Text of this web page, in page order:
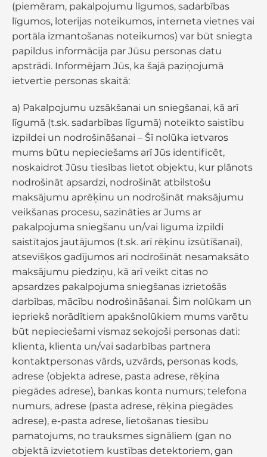
(piemēram, pakalpojumu līgumos, sadarbības
līgumos, loterijas noteikumos, interneta vietnes vai
portāla izmantošanas noteikumos) var būt sniegta
papildus informācija par Jūsu personas datu
apstrādi. Informējam Jūs, ka šajā paziņojumā
ietvertie personas skaitā:
a) Pakalpojumu uzsākšanai un sniegšanai, kā arī
līgumā (t.sk. sadarbības līgumā) noteikto saistību
izpildei un nodrošināšanai – Šī nolūka ietvaros
mums būtu nepieciešams arī Jūs identificēt,
noskaidrot Jūsu tiesības lietot objektu, kur plānots
nodrošināt apsardzi, nodrošināt atbilstošu
maksājumu aprēķinu un nodrošināt maksājumu
veikšanas procesu, sazināties ar Jums ar
pakalpojuma sniegšanu un/vai līguma izpildi
saistītajos jautājumos (t.sk. arī rēķinu izsūtīšanai),
atsevišķos gadījumos arī nodrošināt nesamaksāto
maksājumu piedziņu, kā arī veikt citas no
apsardzes pakalpojuma sniegšanas izrietošās
darbības, mācību nodrošināšanai. Šim nolūkam un
iepriekš norādītiem apakšnolūkiem mums varētu
būt nepieciešami vismaz sekojoši personas dati:
klienta, klienta un/vai sadarbības partnera
kontaktpersonas vārds, uzvārds, personas kods,
adrese (objekta adrese, pasta adrese, rēķina
piegādes adrese), bankas konta numurs; telefona
numurs, adrese (pasta adrese, rēķina piegādes
adrese), e-pasta adrese, lietošanas tiesību
pamatojums, no trauksmes signāliem (gan no
objektā izvietotiem kustības detektoriem, gan